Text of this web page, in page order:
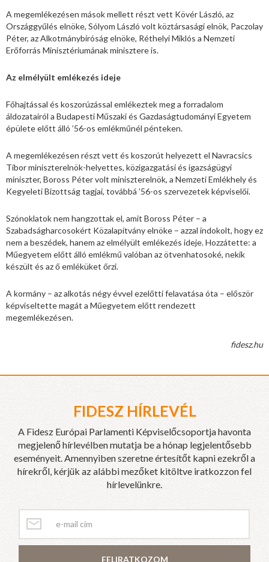
A megemlékezésen mások mellett részt vett Kövér László, az
Országgyűlés elnöke, Sólyom László volt köztársasági elnök, Paczolay
Péter, az Alkotmánybíróság elnöke, Réthelyi Miklós a Nemzeti
Erőforrás Minisztériumának minisztere is.
Az elmélyült emlékezés ideje
Főhajtással és koszorúzással emlékeztek meg a forradalom
áldozatairól a Budapesti Műszaki és Gazdaságtudományi Egyetem
épülete előtt álló ’56-os emlékműnél pénteken.
A megemlékezésen részt vett és koszorút helyezett el Navracsics
Tibor miniszterelnök-helyettes, közigazgatási és igazságügyi
miniszter, Boross Péter volt miniszterelnök, a Nemzeti Emlékhely és
Kegyeleti Bizottság tagjai, továbbá ’56-os szervezetek képviselői.
Szónoklatok nem hangzottak el, amit Boross Péter – a
Szabadságharcosokért Közalapítvány elnöke – azzal indokolt, hogy ez
nem a beszédek, hanem az elmélyült emlékezés ideje. Hozzátette: a
Műegyetem előtt álló emlékmű valóban az ötvenhatosoké, nekik
készült és az ő emléküket őrzi.
A kormány – az alkotás négy évvel ezelőtti felavatása óta – először
képviseltette magát a Műegyetem előtt rendezett
megemlékezésen.
fidesz.hu
FIDESZ HÍRLEVÉL
A Fidesz Európai Parlamenti Képviselőcsoportja havonta
megjelenő hírlevélben mutatja be a hónap legjelentősebb
eseményeit. Amennyiben szeretne értesítőt kapni ezekről a
hírekről, kérjük az alábbi mezőket kitöltve iratkozzon fel
hírlevelünkre.
FELIRATKOZOM